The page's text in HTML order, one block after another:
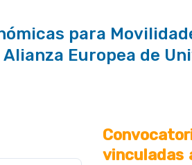
para
Europea de
vinculadas